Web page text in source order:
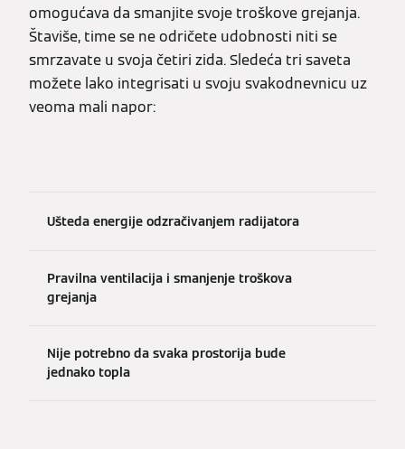
omogućava da smanjite svoje troškove grejanja.
Štaviše, time se ne odričete udobnosti niti se
smrzavate u svoja četiri zida. Sledeća tri saveta
možete lako integrisati u svoju svakodnevnicu uz
veoma mali napor:
Ušteda energije odzračivanjem radijatora
Pravilna ventilacija i smanjenje troškova
grejanja
Nije potrebno da svaka prostorija bude
jednako topla